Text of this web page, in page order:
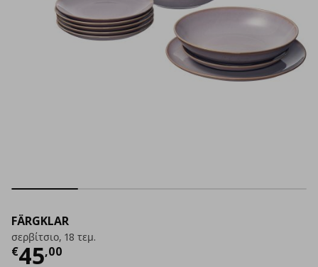
FÄRGKLAR
σερβίτσιο, 18 τεμ.
€45,00
Τρέχουσα τιμή